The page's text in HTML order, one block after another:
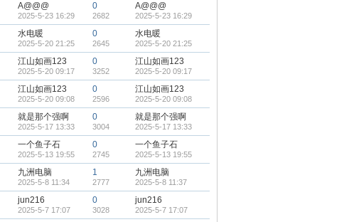
A@@@
2025-5-23 16:29
0
2682
A@@@
2025-5-23 16:29
水电暖
2025-5-20 21:25
0
2645
水电暖
2025-5-20 21:25
江山如画123
2025-5-20 09:17
0
3252
江山如画123
2025-5-20 09:17
江山如画123
2025-5-20 09:08
0
2596
江山如画123
2025-5-20 09:08
就是那个强啊
2025-5-17 13:33
0
3004
就是那个强啊
2025-5-17 13:33
一个鱼子石
2025-5-13 19:55
0
2745
一个鱼子石
2025-5-13 19:55
九洲电脑
2025-5-8 11:34
1
2777
九洲电脑
2025-5-8 11:37
jun216
2025-5-7 17:07
0
3028
jun216
2025-5-7 17:07